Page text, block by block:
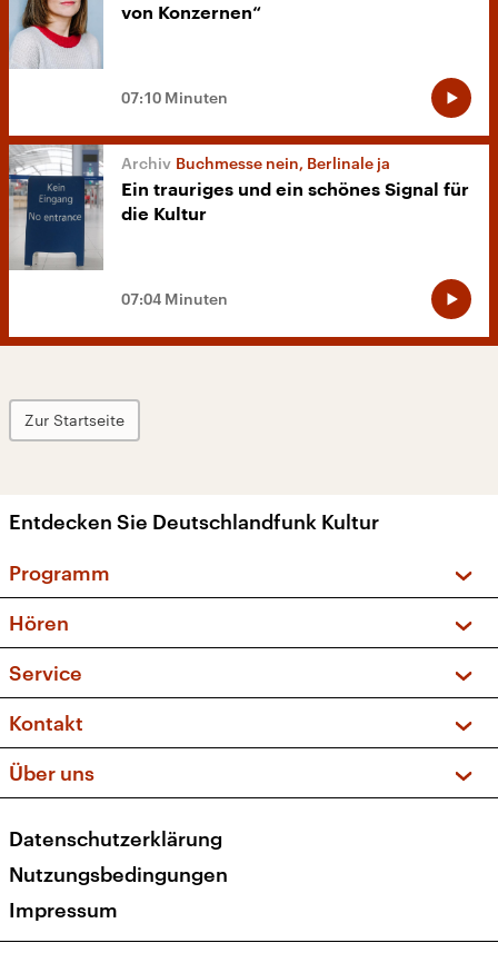
von Konzernen“
07:10 Minuten
Buchmesse nein, Berlinale ja
Ein trauriges und ein schönes Signal für
die Kultur
07:04 Minuten
Zur Startseite
Entdecken Sie Deutschlandfunk Kultur
Programm
Sendungen und Podcasts
Musikliste
Kakadu – Das Kinderprogramm
Hören
Frequenzen (UKW + DAB+)
Service
FAQ
Apps
Newsletter
Veranstaltungen
Kontakt
Social Media
Über uns
Presse
Karriere
Transparenz
Datenschutzerklärung
Nutzungsbedingungen
Impressum